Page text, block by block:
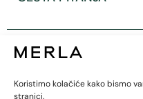
Koristimo kolačiće kako bismo
stranici.